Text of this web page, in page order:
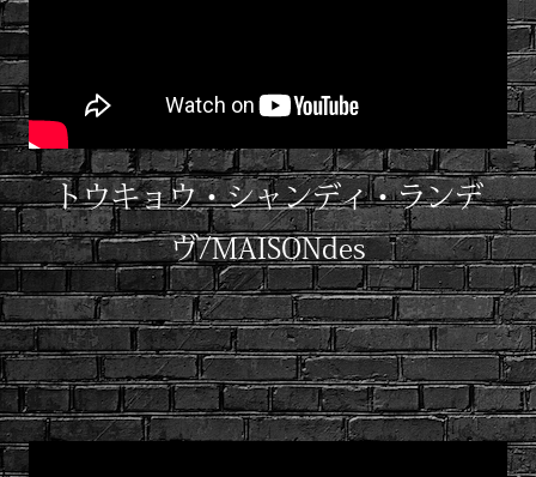
トウキョウ・シャンディ・ランデ
ヴ/MAISONdes